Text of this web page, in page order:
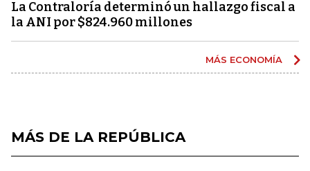
La Contraloría determinó un hallazgo fiscal a
la ANI por $824.960 millones
MÁS ECONOMÍA
MÁS DE LA REPÚBLICA